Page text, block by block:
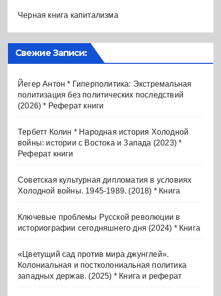
Черная книга капитализма
Свежие Записи:
Йегер Антон * Гиперполитика: Экстремальная
политизация без политических последствий
(2026) * Реферат книги
Тербетт Колин * Народная история Холодной
войны: истории с Востока и Запада (2023) *
Реферат книги
Советская культурная дипломатия в условиях
Холодной войны. 1945-1989. (2018) * Книга
Ключевые проблемы Русской революции в
историографии сегодняшнего дня (2024) * Книга
«Цветущий сад против мира джунглей».
Колониальная и постколониальная политика
западных держав. (2025) * Книга и реферат